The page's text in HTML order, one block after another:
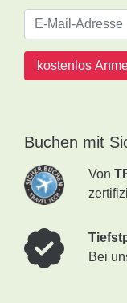
kostenlos
Buchen mit
Von
Bei